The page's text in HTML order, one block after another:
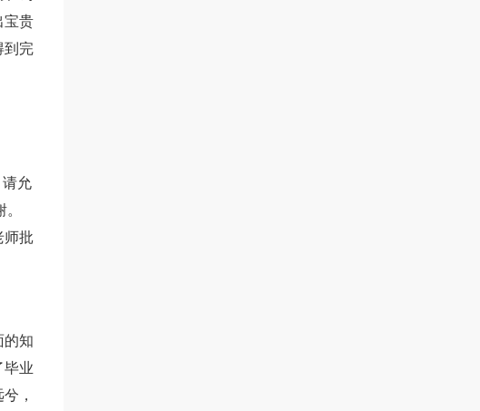
宝贵
到完
允
师批
知
毕业
，